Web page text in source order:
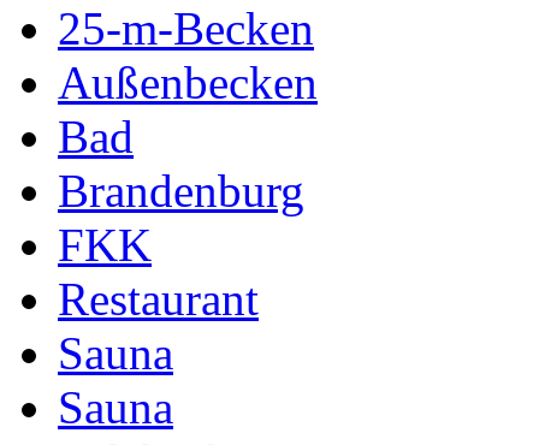
25-m-Becken
Außenbecken
Bad
Brandenburg
FKK
Restaurant
Sauna
Sauna